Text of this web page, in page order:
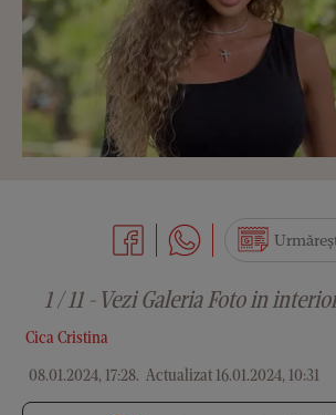
Cica Cristina
08.01.2024, 17:28. Actualizat 16.01.2024, 10:31
1 / 11 - Vezi Galeria Foto in